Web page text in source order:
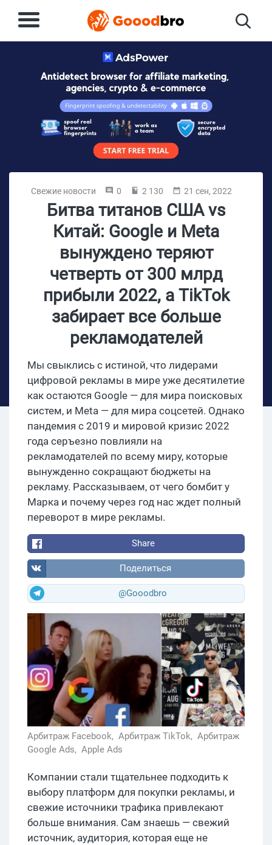
Свежие новости 0 2 130 21 сен, 2022
Битва титанов США vs
Китай: Google и Meta
вынуждено теряют
четверть от 300 млрд
прибыли 2022, а TikTok
забирает все больше
рекламодателей
Мы свыклись с истиной, что лидерами
цифровой рекламы в мире уже десятилетие
как остаются Google — для мира поисковых
систем, и Meta — для мира соцсетей. Однако
пандемия с 2019 и мировой кризис 2022
года серъезно повлияли на
рекламодателей по всему миру, которые
вынужденно сокращают бюджеты на
рекламу. Рассказываем, от чего бомбит у
Марка и почему через год нас ждет полный
переворот в мире рекламы.
Share
Поделиться
@Gooodbro
Арбитраж Facebook, Арбитраж TikTok, Арбитраж
Google Ads, Apple Ads
Компании стали тщательнее подходить к
выбору платформ для покупки рекламы, и
свежие источники трафика привлекают
больше внимания. Сам знаешь — свежий
источник, аудитория, которая еще не